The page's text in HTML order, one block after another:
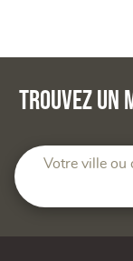
Trouvez un
Votre ville ou